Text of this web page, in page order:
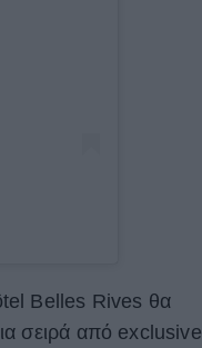
Belles Rives θα
σειρά από exclusive